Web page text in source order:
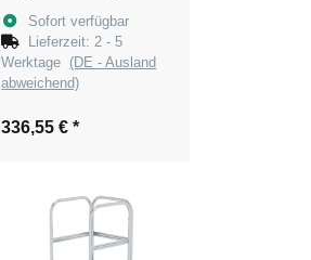
inkl. Ausstiegsholm
links
Sofort verfügbar
Lieferzeit: 2 - 5
Werktage (DE - Ausland
abweichend)
336,55 €*